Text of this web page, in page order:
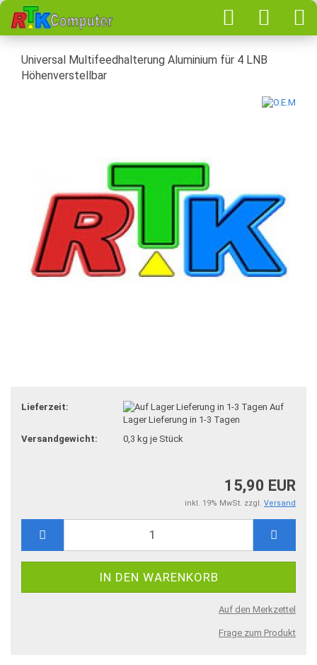
Universal Multifeedhalterung Aluminium für 4 LNB
Höhenverstellbar
Lieferzeit:
Auf
Lager Lieferung in 1-3 Tagen
Versandgewicht:
0,3 kg je Stück
15,90 EUR
inkl. 19% MwSt. zzgl. Versand
Auf den Merkzettel
Frage zum Produkt